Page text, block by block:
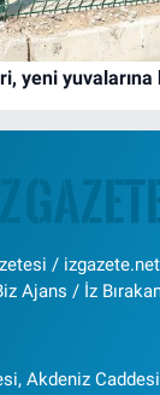
yeni
/
Ajans / İz
Akdeniz